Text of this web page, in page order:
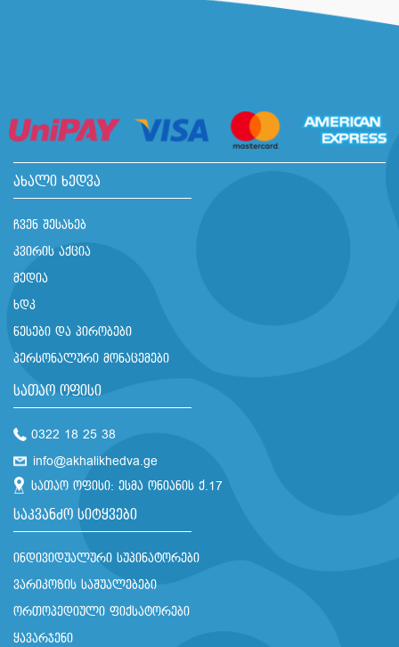
ახალი ხედვა
ჩვენ შესახებ
კვირის აქცია
მედია
ხდკ
წესები და პირობები
პერსონალური მონაცემები
სათაო ოფისი
0322 18 25 38
info@akhalikhedva.ge
სათაო ოფისი: ესმა ონიანის ქ.17
საკვანძო სიტყვები
ინდივიდუალური სუპინატორები
ვარიკოზის საშუალებები
ორთოპედიული ფიქსატორები
ყავარჯენი